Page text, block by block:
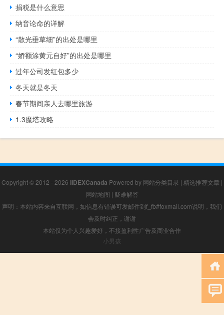
捐税是什么意思
纳音论命的详解
“散光垂草细”的出处是哪里
“娇额涂黄元自好”的出处是哪里
过年公司发红包多少
冬天就是冬天
春节期间亲人去哪里旅游
1.3魔塔攻略
Copyright © 2012 - 2026 IIDEXCanada Powered by 网站分类目录 | 精选推荐文章 |
网站地图 | 疑难解答
声明：本站内容来自互联网，如信息有错误可发邮件到f_fb#foxmail.com说明，我们
会及时纠正，谢谢
本站仅为个人兴趣爱好，不接盈利性广告及商业合作
小男孩